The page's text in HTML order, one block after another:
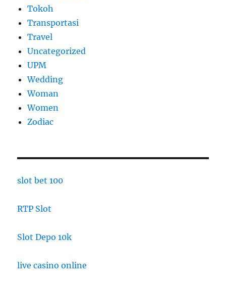
Tokoh
Transportasi
Travel
Uncategorized
UPM
Wedding
Woman
Women
Zodiac
slot bet 100
RTP Slot
Slot Depo 10k
live casino online